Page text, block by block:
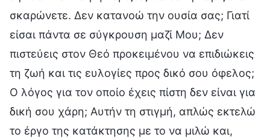
σκαρώνετε. Δεν κατανοώ την ουσία σας; Γιατί
είσαι πάντα σε σύγκρουση μαζί Μου; Δεν
πιστεύεις στον Θεό προκειμένου να επιδιώκεις
τη ζωή και τις ευλογίες προς δικό σου όφελος;
Ο λόγος για τον οποίο έχεις πίστη δεν είναι για
δική σου χάρη; Αυτήν τη στιγμή, απλώς εκτελώ
το έργο της κατάκτησης με το να μιλώ και,